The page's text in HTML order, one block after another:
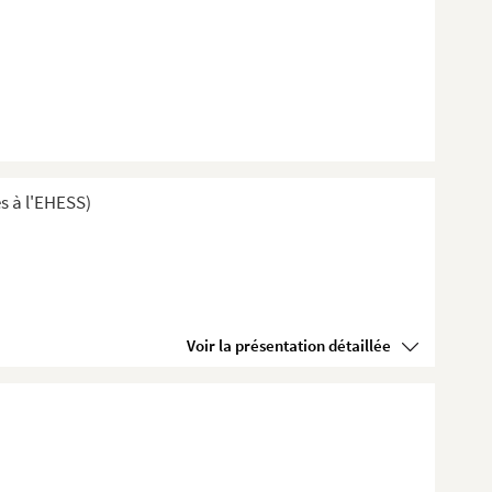
à l'EHESS)
Voir la présentation détaillée